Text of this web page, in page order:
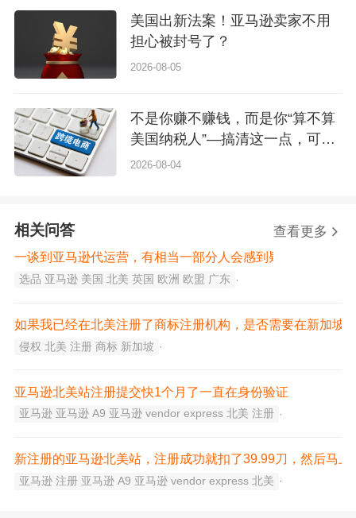
美国出新法案！亚马逊卖家不用
担心被封号了？
2026-08-05
不是你赚不赚钱，而是你“算不算
美国纳税人”—搞清这一点，可能
比赚钱更重要
2026-08-04
相关问答 查看更多
一谈到亚马逊代运营，有相当一部分人会感到疑惑
选品 亚马逊 美国 北美 英国 欧洲 欧盟 广东 ·
如果我已经在北美注册了商标注册机构，是否需要在新加坡
侵权 北美 注册 商标 新加坡 ·
亚马逊北美站注册提交快1个月了一直在身份验证
亚马逊 亚马逊 A9 亚马逊 vendor express 北美 注册 ·
新注册的亚马逊北美站，注册成功就扣了39.99刀，然后马
亚马逊 注册 亚马逊 A9 亚马逊 vendor express 北美 ·